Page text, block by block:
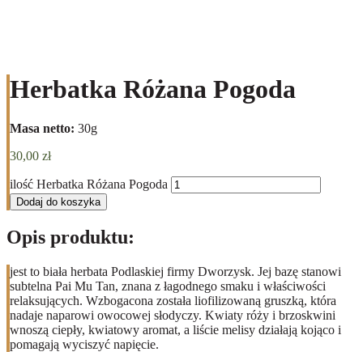
Herbatka Różana Pogoda
Masa netto: 30g
30,00 zł
ilość Herbatka Różana Pogoda
Dodaj do koszyka
Opis produktu:
jest to biała herbata Podlaskiej firmy Dworzysk. Jej bazę stanowi
subtelna Pai Mu Tan, znana z łagodnego smaku i właściwości
relaksujących. Wzbogacona została liofilizowaną gruszką, która
nadaje naparowi owocowej słodyczy. Kwiaty róży i brzoskwini
wnoszą ciepły, kwiatowy aromat, a liście melisy działają kojąco i
pomagają wyciszyć napięcie.